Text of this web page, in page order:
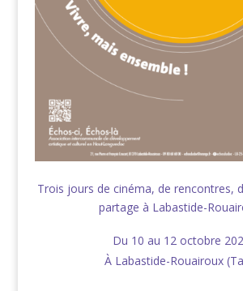
Trois jours de cinéma, de rencontres,
partage à Labastide-
Du 10 au 12 octobre
À Labastide-Rouairoux